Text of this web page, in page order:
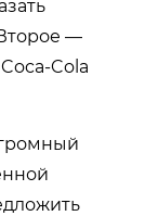
—
Cola